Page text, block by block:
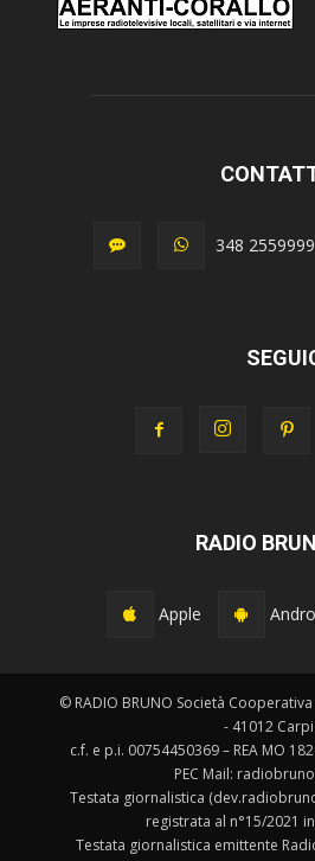
348 2559999
RADIO
Apple
© RADIO BRUNO Società
- 41012
c.f. e p.i. 00754450369 – REA MO
PEC Mail:
Testata giornalistica
registrata al n°15/2021
Testata giornalistica emittente